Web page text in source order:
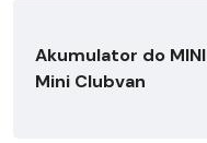
Akumulator do MINI
Mini Clubvan